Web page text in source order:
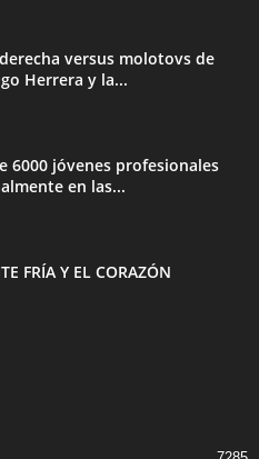
versus molotovs de
Herrera y la...
6000 jóvenes profesionales
en las...
FRÍA Y EL CORAZÓN